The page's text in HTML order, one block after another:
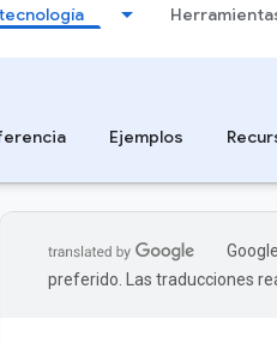
Ejemplos
preferido. Las traducciones